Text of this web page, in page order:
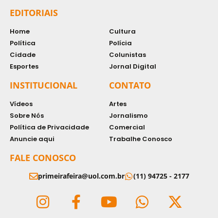
EDITORIAIS
Home
Política
Cidade
Esportes
Cultura
Polícia
Colunistas
Jornal Digital
INSTITUCIONAL
Vídeos
Sobre Nós
Política de Privacidade
Anuncie aqui
CONTATO
Artes
Jornalismo
Comercial
Trabalhe Conosco
FALE CONOSCO
primeirafeira@uol.com.br (11) 94725 - 2177